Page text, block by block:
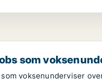
som
voksenunderviser